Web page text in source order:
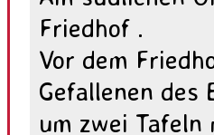
Friedhof .
Vor dem
Gefallenen des
um zwei Tafeln